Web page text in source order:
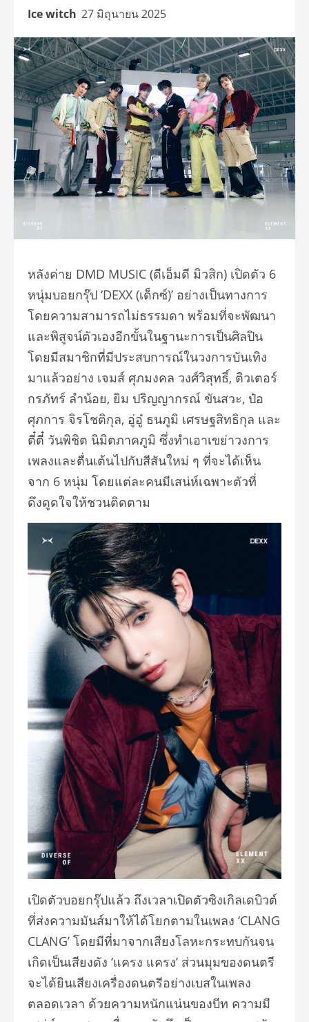
Ice witch 27 มิถุนายน 2025
หลังค่าย DMD MUSIC (ดีเอ็มดี มิวสิก) เปิดตัว 6
หนุ่มบอยกรุ๊ป ‘DEXX (เด็กซ์)’ อย่างเป็นทางการ
โดยความสามารถไม่ธรรมดา พร้อมที่จะพัฒนา
และพิสูจน์ตัวเองอีกขั้นในฐานะการเป็นศิลปิน
โดยมีสมาชิกที่มีประสบการณ์ในวงการบันเทิง
มาแล้วอย่าง เจมส์ ศุภมงคล วงศ์วิสุทธิ์, ติวเตอร์
กรภัทร์ ลำน้อย, ยิม ปริญญากรณ์ ขันสวะ, ป๋อ
ศุภการ จิรโชติกุล, อู่อู๋ ธนภูมิ เศรษฐสิทธิกุล และ
ตี๋ตี๋ วันพิชิต นิมิตภาคภูมิ ซึ่งทำเอาเขย่าวงการ
เพลงและตื่นเต้นไปกับสีสันใหม่ ๆ ที่จะได้เห็น
จาก 6 หนุ่ม โดยแต่ละคนมีเสน่ห์เฉพาะตัวที่
ดึงดูดใจให้ชวนติดตาม
เปิดตัวบอยกรุ๊ปแล้ว ถึงเวลาเปิดตัวซิงเกิลเดบิวต์
ที่ส่งความมันส์มาให้ได้โยกตามในเพลง ‘CLANG
CLANG’ โดยมีที่มาจากเสียงโลหะกระทบกันจน
เกิดเป็นเสียงดัง ‘แครง แครง’ ส่วนมุมของดนตรี
จะได้ยินเสียงเครื่องดนตรีอย่างเบสในเพลง
ตลอดเวลา ด้วยความหนักแน่นของบีท ความมี